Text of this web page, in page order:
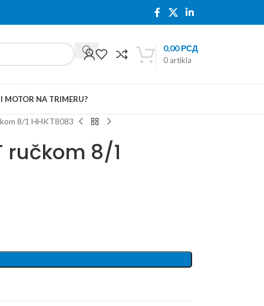
0 artikla
0,00РСД
MOTOR NA TRIMERU?
8/1 HHKT8083
ručkom 8/1